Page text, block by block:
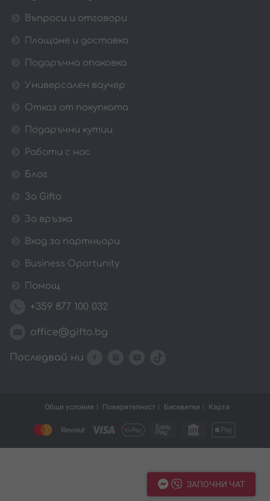
Въпроси и отговори
Плащане и доставка
Подаръчна опаковка
Универсален ваучер
Отказ от покупката
Подаръчни кутии
Работи с нас
Блог
За Gifto
За връзка
Вход за партньори
Business Oportunity
Помощ
+359 877 100 032
office@gifto.bg
Последвай ни
Общи условия Поверителност Бисквитки Карта
ЗАПОЧНИ ЧАТ